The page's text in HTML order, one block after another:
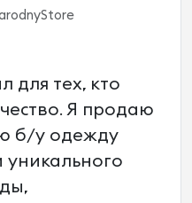
для тех, кто
Я продаю
б/у одежду
уникального